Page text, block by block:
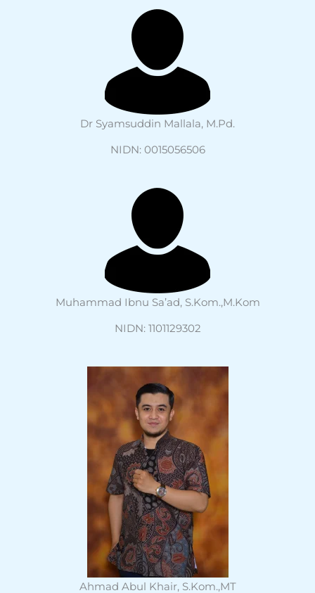
Dr Syamsuddin Mallala, M.Pd.
NIDN: 0015056506
Muhammad Ibnu Sa’ad, S.Kom.,M.Kom
NIDN: 1101129302
Ahmad Abul Khair, S.Kom.,MT